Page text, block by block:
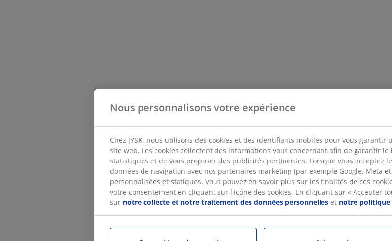
Nous personnalisons votre expérience
Chez JYSK, nous utilisons des cookies et des identifiants mobiles pour vous
site web. Les cookies collectent des informations vous concernant afin de garantir
statistiques et de vous proposer des publicités pertinentes. Lorsque vous acceptez
données de navigation avec nos partenaires marketing (par exemple Google, Meta
personnalisées et statiques. Vous pouvez en savoir plus sur les finalités de ces
votre consentement en cliquant sur l'icône des cookies. En cliquant sur « Accepter
sur notre collecte et notre traitement des données personnelles et notre politique